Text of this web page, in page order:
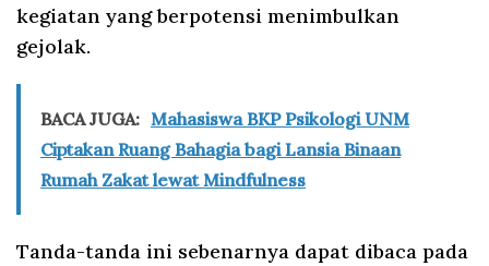
kegiatan yang berpotensi menimbulkan
gejolak.
BACA JUGA: Mahasiswa BKP Psikologi UNM
Ciptakan Ruang Bahagia bagi Lansia Binaan
Rumah Zakat lewat Mindfulness
Tanda-tanda ini sebenarnya dapat dibaca pada